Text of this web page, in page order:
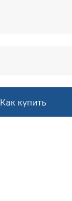
Как купить